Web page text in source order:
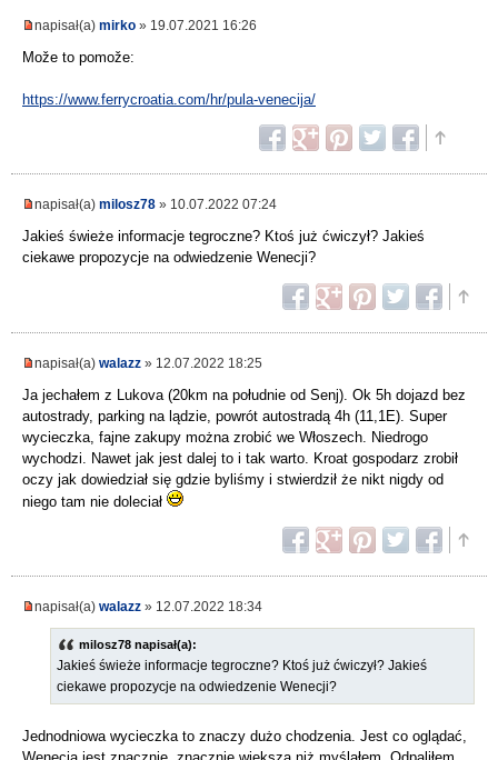
napisał(a) mirko » 19.07.2021 16:26
Može to pomože:
https://www.ferrycroatia.com/hr/pula-venecija/
napisał(a) milosz78 » 10.07.2022 07:24
Jakieś świeże informacje tegroczne? Ktoś już ćwiczył? Jakieś
ciekawe propozycje na odwiedzenie Wenecji?
napisał(a) walazz » 12.07.2022 18:25
Ja jechałem z Lukova (20km na południe od Senj). Ok 5h dojazd bez
autostrady, parking na lądzie, powrót autostradą 4h (11,1E). Super
wycieczka, fajne zakupy można zrobić we Włoszech. Niedrogo
wychodzi. Nawet jak jest dalej to i tak warto. Kroat gospodarz zrobił
oczy jak dowiedział się gdzie byliśmy i stwierdził że nikt nigdy od
niego tam nie doleciał
napisał(a) walazz » 12.07.2022 18:34
milosz78 napisał(a):
Jakieś świeże informacje tegroczne? Ktoś już ćwiczył? Jakieś
ciekawe propozycje na odwiedzenie Wenecji?
Jednodniowa wycieczka to znaczy dużo chodzenia. Jest co oglądać,